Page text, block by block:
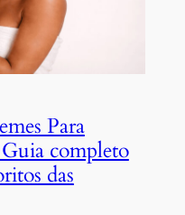
Para
completo
das